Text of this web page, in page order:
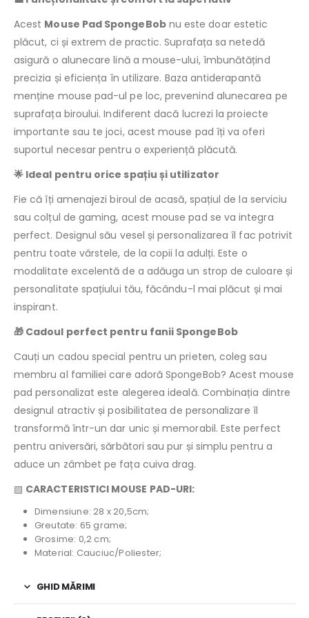
Acest Mouse Pad SpongeBobnu este doar estetic
plăcut, ci și extrem de practic. Suprafața sa netedă
asigură o alunecare lină a mouse-ului, îmbunătățind
precizia și eficiența în utilizare. Baza antiderapantă
menține mouse pad-ul pe loc, prevenind alunecarea pe
suprafața biroului. Indiferent dacă lucrezi la proiecte
importante sau te joci, acest mouse pad îți va oferi
suportul necesar pentru o experiență plăcută.
🌟 Ideal pentru orice spațiu și utilizator
Fie că îți amenajezi biroul de acasă, spațiul de la serviciu
sau colțul de gaming, acest mouse pad se va integra
perfect. Designul său vesel și personalizarea îl fac potrivit
pentru toate vârstele, de la copii la adulți. Este o
modalitate excelentă de a adăuga un strop de culoare și
personalitate spațiului tău, făcându-l mai plăcut și mai
inspirant.
🎁 Cadoul perfect pentru fanii SpongeBob
Cauți un cadou special pentru un prieten, coleg sau
membru al familiei care adoră SpongeBob? Acest mouse
pad personalizat este alegerea ideală. Combinația dintre
designul atractiv și posibilitatea de personalizare îl
transformă într-un dar unic și memorabil. Este perfect
pentru aniversări, sărbători sau pur și simplu pentru a
aduce un zâmbet pe fața cuiva drag.
▧ CARACTERISTICI MOUSE PAD-URI:
Dimensiune: 28 x 20,5cm;
Greutate: 65 grame;
Grosime: 0,2 cm;
Material: Cauciuc/Poliester;
GHID MĂRIMI